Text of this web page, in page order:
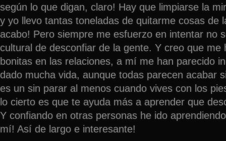
según lo que digan, claro! Hay que limpiarse la
y yo llevo tantas toneladas de quitarme cosas de
acabo! Pero siempre me esfuerzo en intentar no
cultural de desconfiar de la gente. Y creo que me
bonitas en las relaciones, a mí me han parecido
dado mucha vida, aunque todas parecen acabar
es un sin parar al menos cuando vives con los
lo cierto es que te ayuda más a aprender que
Y confiando en otras personas he ido
mí! Así de largo e interesante!